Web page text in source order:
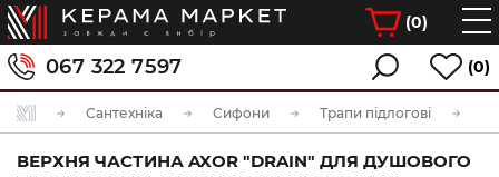
(0)
067 322 7597 (0)
Сантехніка Сифони Трапи підлогові
ВЕРХНЯ ЧАСТИНА AXOR "DRAIN" ДЛЯ ДУШОВОГО